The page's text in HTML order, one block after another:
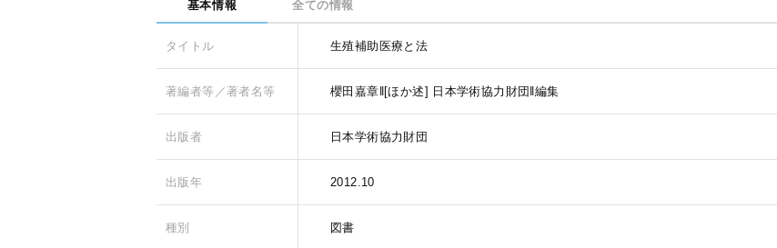
基本情報 全ての情報
タイトル 生殖補助医療と法
著編者等／著者名等 櫻田嘉章‖[ほか述] 日本学術協力財団‖編集
出版者 日本学術協力財団
出版年 2012.10
種別 図書